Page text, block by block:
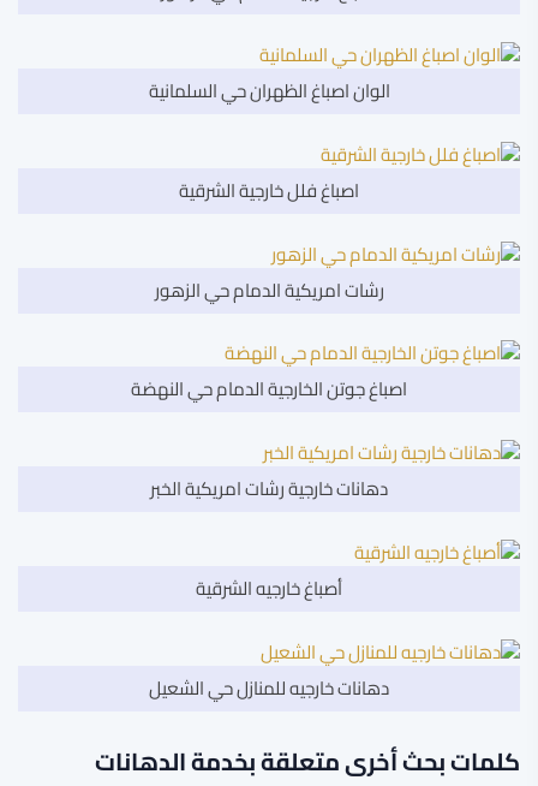
الوان اصباغ الظهران حي السلمانية
اصباغ فلل خارجية الشرقية
رشات امريكية الدمام حي الزهور
اصباغ جوتن الخارجية الدمام حي النهضة
دهانات خارجية رشات امريكية الخبر
أصباغ خارجيه الشرقية
دهانات خارجيه للمنازل حي الشعيل
كلمات بحث أخرى متعلقة بخدمة الدهانات